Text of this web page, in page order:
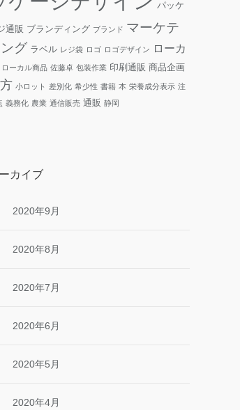
パッケ
通販 ブランディング ブランド マーケテ
ング ラベル レジ袋 ロゴ ロゴデザイン
ローカ
ローカル商品 佐藤卓 包装作業 印刷通販 商品企画
小ロット 差別化 希少性 書籍 本 栄養成分表示 注
義務化 農業 通信販売 通販 静岡
カイブ
2020年9月
2020年8月
2020年7月
2020年6月
2020年5月
2020年4月